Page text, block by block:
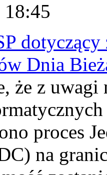
dotyczący
Dnia
że z uwagi
proces
na